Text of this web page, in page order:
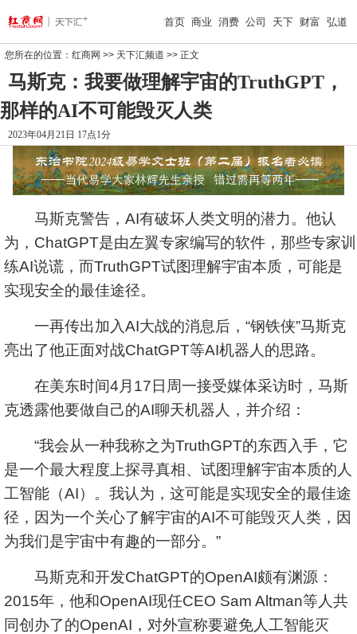
首页 商业 消费 公司 天下 财富 弘道
您所在的位置： 红商网 >> 天下汇频道 >> 正文
马斯克：我要做理解宇宙的TruthGPT，
那样的AI不可能毁灭人类
2023年04月21日 17点1分
马斯克警告，AI有破坏人类文明的潜力。他认
为，ChatGPT是由左翼专家编写的软件，那些专家训
练AI说谎，而TruthGPT试图理解宇宙本质，可能是
实现安全的最佳途径。
一再传出加入AI大战的消息后，“钢铁侠”马斯克
亮出了他正面对战ChatGPT等AI机器人的思路。
在美东时间4月17日周一接受媒体采访时，马斯
克透露他要做自己的AI聊天机器人，并介绍：
“我会从一种我称之为TruthGPT的东西入手，它
是一个最大程度上探寻真相、试图理解宇宙本质的人
工智能（AI）。我认为，这可能是实现安全的最佳途
径，因为一个关心了解宇宙的AI不可能毁灭人类，因
为我们是宇宙中有趣的一部分。”
马斯克和开发ChatGPT的OpenAI颇有渊源：
2015年，他和OpenAI现任CEO Sam Altman等人共
同创办了的OpenAI，对外宣称要避免人工智能灭